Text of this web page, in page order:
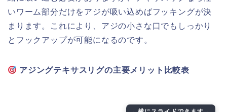
いワーム部分だけをアジが吸い込めばフッキングが決
まります。これにより、アジの小さな口でもしっかり
とフックアップが可能になるのです。
アジングテキサスリグの主要メリット比較表